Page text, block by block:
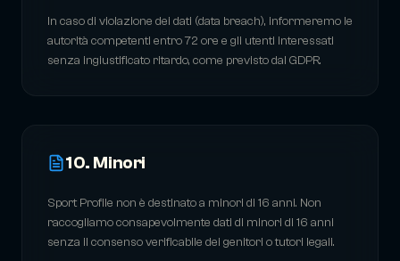
In caso di violazione dei dati (data breach), informeremo le
autorità competenti entro 72 ore e gli utenti interessati
senza ingiustificato ritardo, come previsto dal GDPR.
10. Minori
Sport Profile non è destinato a minori di 16 anni. Non
raccogliamo consapevolmente dati di minori di 16 anni
senza il consenso verificabile dei genitori o tutori legali.